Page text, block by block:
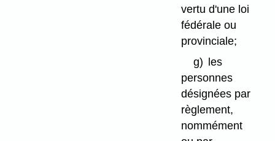
vertu d'une loi
fédérale ou
provinciale;
g)
les
personnes
désignées par
règlement,
nommément